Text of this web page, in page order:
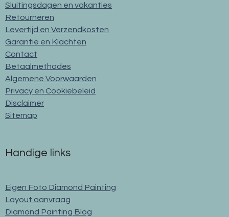
Sluitingsdagen en vakanties
Retourneren
Levertijd en Verzendkosten
Garantie en Klachten
Contact
Betaalmethodes
Algemene Voorwaarden
Privacy en Cookiebeleid
Disclaimer
Sitemap
Handige links
Eigen Foto Diamond Painting
Layout aanvraag
Diamond Painting Blog